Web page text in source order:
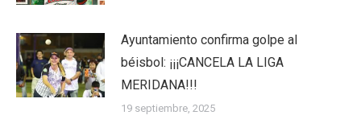
Ayuntamiento confirma golpe al
béisbol: ¡¡¡CANCELA LA LIGA
MERIDANA!!!
19 septiembre, 2025